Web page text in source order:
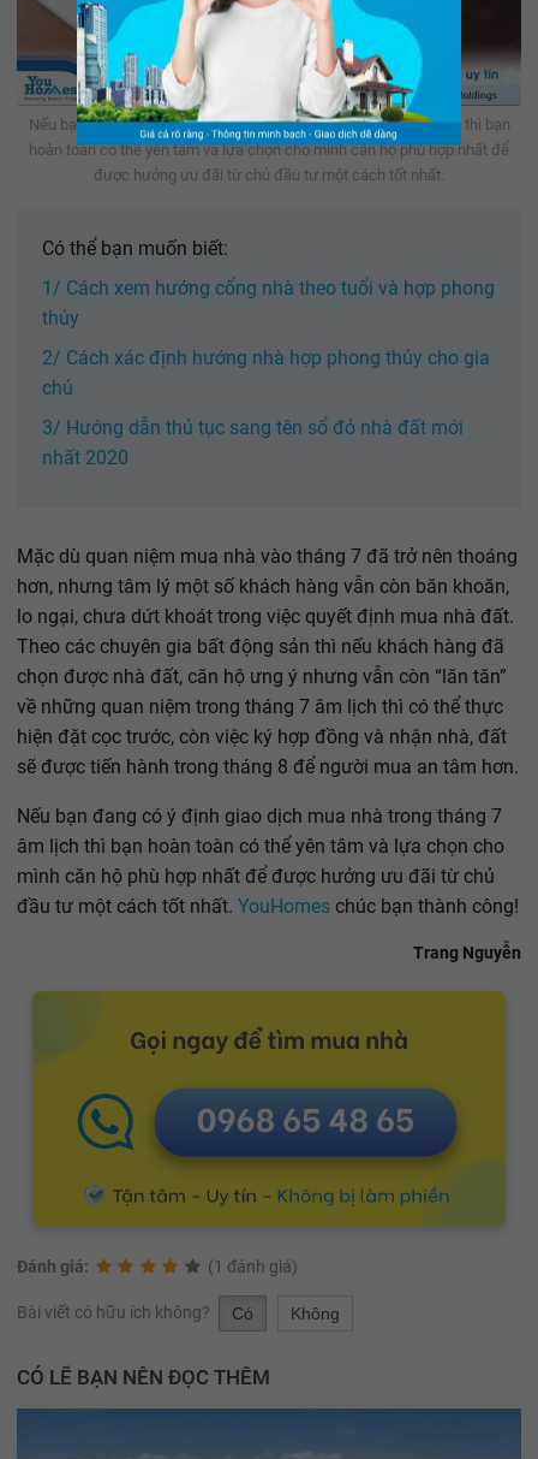
Nếu bạn đang có ý định giao dịch mua nhà trong tháng 7 âm lịch thì bạn
hoàn toàn có thể yên tâm và lựa chọn cho mình căn hộ phù hợp nhất để
được hưởng ưu đãi từ chủ đầu tư một cách tốt nhất.
Có thể bạn muốn biết:
1/ Cách xem hướng cổng nhà theo tuổi và hợp phong
thủy
2/ Cách xác định hướng nhà hợp phong thủy cho gia
chủ
3/ Hướng dẫn thủ tục sang tên sổ đỏ nhà đất mới
nhất 2020
Mặc dù quan niệm mua nhà vào tháng 7 đã trở nên thoáng
hơn, nhưng tâm lý một số khách hàng vẫn còn băn khoăn,
lo ngại, chưa dứt khoát trong việc quyết định mua nhà đất.
Theo các chuyên gia bất động sản thì nếu khách hàng đã
chọn được nhà đất, căn hộ ưng ý nhưng vẫn còn “lăn tăn”
về những quan niệm trong tháng 7 âm lịch thì có thể thực
hiện đặt cọc trước, còn việc ký hợp đồng và nhận nhà, đất
sẽ được tiến hành trong tháng 8 để người mua an tâm hơn.
Nếu bạn đang có ý định giao dịch mua nhà trong tháng 7
âm lịch thì bạn hoàn toàn có thể yên tâm và lựa chọn cho
mình căn hộ phù hợp nhất để được hưởng ưu đãi từ chủ
đầu tư một cách tốt nhất. YouHomes chúc bạn thành công!
Trang Nguyễn
Đánh giá: (1 đánh giá)
Bài viết có hữu ích không? Có Không
CÓ LẼ BẠN NÊN ĐỌC THÊM